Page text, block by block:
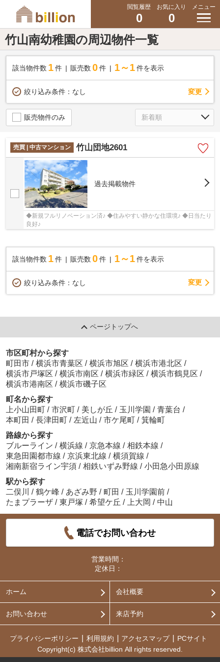
閲覧履歴
0
お気に入り
0
メニュー
竹山南幼稚園の周辺物件一覧
該当物件数 1件 販売数 0 件 1～1 件を表示
絞り込み条件： なし 変更
販売物件のみ
売買 | 中古マンション 竹山団地2601
過去掲載物件
◆新規フルリノベーション済♪ ◆住みやすい静かな住環境♪ ◆日当たり
良好♪
該当物件数 1件 販売数 0 件 1～1 件を表示
絞り込み条件： なし 変更
ページトップへ
市区町村から探す
町田市 / 横浜市青葉区 / 横浜市旭区 / 横浜市港北区 /
横浜市戸塚区 / 横浜市南区 / 横浜市緑区 / 横浜市鶴見区 /
横浜市港南区 / 横浜市磯子区
町名から探す
上小山田町 / 市沢町 / 美しが丘 / 玉川学園 / 青葉台 /
本町田 / 長津田町 / 左近山 / 市ケ尾町 / 箕輪町
路線から探す
ブルーライン / 横浜線 / 京急本線 / 相鉄本線 /
東急田園都市線 / 京浜東北線 / 横須賀線 /
湘南新宿ライン宇須 / 相鉄いずみ野線 / 小田急小田原線
駅から探す
二俣川
/ 鶴ケ峰 / あざみ野 / 町田 / 玉川学園前 /
たまプラーザ / 東戸塚 / 希望ケ丘 / 上大岡 / 中山
電話でお問い合わせ
営業時間：
定休日：
ホーム 会社概要
お問い合わせ 来店予約
プライバシーポリシー 利用規約 アクセスマップ
PCサイト
Copyright(c) 株式会社billion All rights reserved.